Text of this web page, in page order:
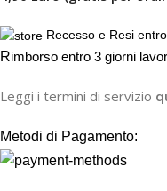
Recesso e Resi
Rimborso entro 3 giorni
Leggi i termini di servizio
Metodi di Pagamento: